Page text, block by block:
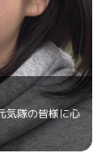
気隊の皆様に心